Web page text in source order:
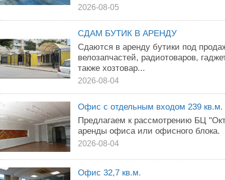
2026-08-05
СДАМ БУТИК В АРЕНДУ
Сдаются в аренду бутики под
велозапчастей, радиотоваров,
также хозтовар...
2026-08-04
Офис с отдельным входом 239 кв.м.
Предлагаем к рассмотрению БЦ
аренды офиса или офисного блока.
2026-08-04
Офис 32,7 кв.м.